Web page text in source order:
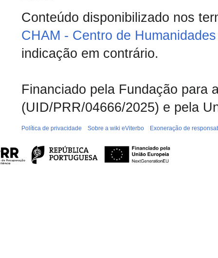
Conteúdo disponibilizado nos
CHAM - Centro de
indicação em contrário.
Financiado pela Fundação para
(UID/PRR/04666/2025) e pela
Política de privacidade Sobre a wiki eViterbo Exoneração de